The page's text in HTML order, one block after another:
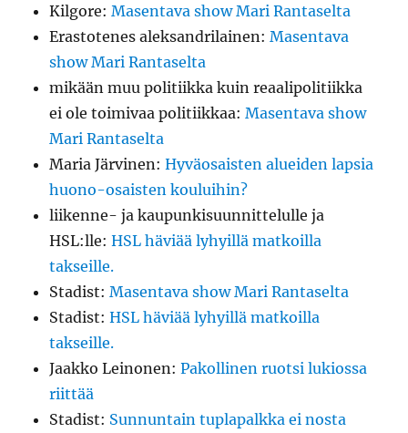
Kilgore:Masentava show Mari Rantaselta
Erastotenes aleksandrilainen:Masentava
show Mari Rantaselta
mikään muu politiikka kuin reaalipolitiikka
ei ole toimivaa politiikkaa:Masentava show
Mari Rantaselta
Maria Järvinen:Hyväosaisten alueiden lapsia
huono-osaisten kouluihin?
liikenne- ja kaupunkisuunnittelulle ja
HSL:lle:HSL häviää lyhyillä matkoilla
takseille.
Stadist:Masentava show Mari Rantaselta
Stadist:HSL häviää lyhyillä matkoilla
takseille.
Jaakko Leinonen:Pakollinen ruotsi lukiossa
riittää
Stadist: Sunnuntain tuplapalkka ei nosta